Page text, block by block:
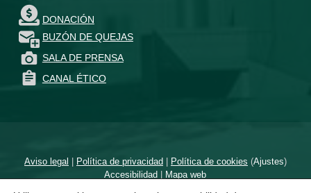
DONACIÓN
BUZÓN DE QUEJAS
SALA DE PRENSA
CANAL ÉTICO
Aviso legal | Política de privacidad| Política de cookies (Ajustes)
Accesibilidad | Mapa web